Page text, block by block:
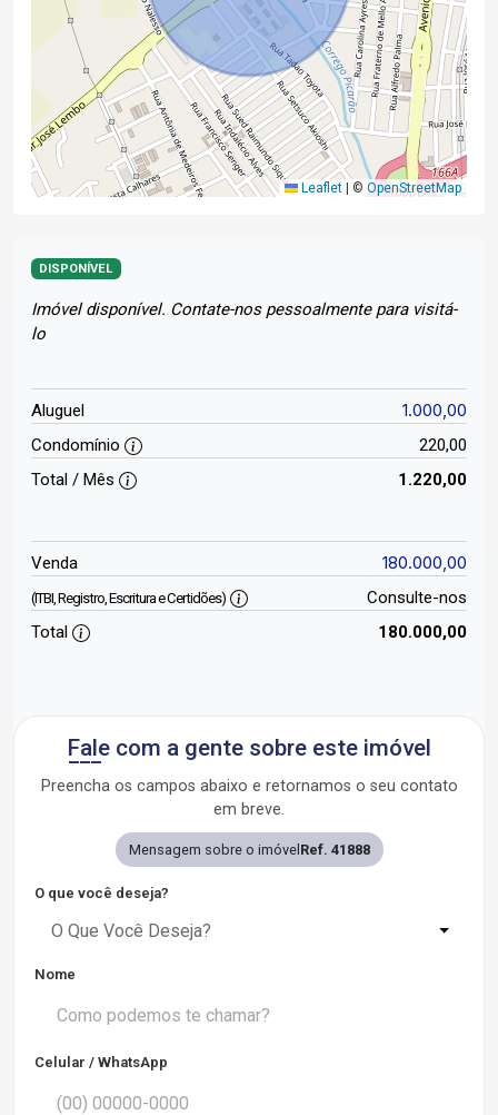
Leaflet © OpenStreetMap
DISPONÍVEL
Imóvel disponível. Contate-nos pessoalmente para visitá-
lo
Aluguel 1.000,00
Condomínio
220,00
Total / Mês
1.220,00
Venda 180.000,00
(ITBI, Registro, Escritura e Certidões)
Consulte-nos
Total
180.000,00
Fale com a gente sobre este imóvel
Preencha os campos abaixo e retornamos o seu contato
em breve.
Mensagem sobre o imóvel Ref. 41888
O que você deseja?
O Que Você Deseja?
Nome
Celular / WhatsApp